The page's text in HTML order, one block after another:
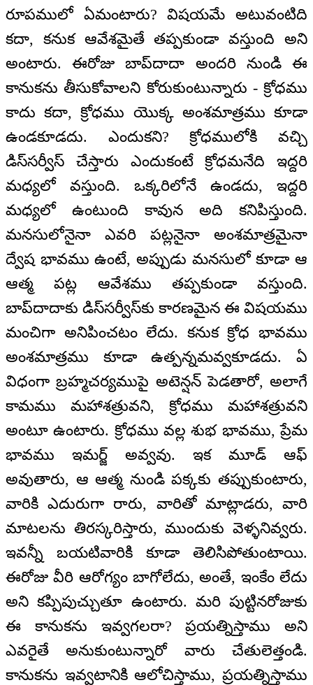
రూపములో ఏమంటారు? విషయమే అటువంటిది
కదా, కనుక ఆవేశమైతే తప్పకుండా వస్తుంది అని
అంటారు. ఈరోజు బాప్‌‌దాదా అందరి నుండి ఈ
కానుకను తీసుకోవాలని కోరుకుంటున్నారు - క్రోధము
కాదు కదా, క్రోధము యొక్క అంశమాత్రము కూడా
ఉండకూడదు. ఎందుకని? క్రోధములోకి వచ్చి
డిస్‌సర్వీస్ చేస్తారు ఎందుకంటే క్రోధమనేది ఇద్దరి
మధ్యలో వస్తుంది. ఒక్కరిలోనే ఉండదు, ఇద్దరి
మధ్యలో ఉంటుంది కావున అది కనిపిస్తుంది.
మనసులోనైనా ఎవరి పట్లనైనా అంశమాత్రమైనా
ద్వేష భావము ఉంటే, అప్పుడు మనసులో కూడా ఆ
ఆత్మ పట్ల ఆవేశము తప్పకుండా వస్తుంది.
బాప్‌‌దాదాకు డిస్‌సర్వీస్‌కు కారణమైన ఈ విషయము
మంచిగా అనిపించటం లేదు. కనుక క్రోధ భావము
అంశమాత్రము కూడా ఉత్పన్నమవ్వకూడదు. ఏ
విధంగా బ్రహ్మచర్యముపై అటెన్షన్ పెడతారో, అలాగే
కామము మహాశత్రువని, క్రోధము మహాశత్రువని
అంటూ ఉంటారు. క్రోధము వల్ల శుభ భావము, ప్రేమ
భావము ఇమర్జ్ అవ్వవు. ఇక మూడ్ ఆఫ్
అవుతారు, ఆ ఆత్మ నుండి పక్కకు తప్పుకుంటారు,
వారికి ఎదురుగా రారు, వారితో మాట్లాడరు, వారి
మాటలను తిరస్కరిస్తారు, ముందుకు వెళ్ళనివ్వరు.
ఇవన్నీ బయటివారికి కూడా తెలిసిపోతుంటాయి.
ఈరోజు వీరి ఆరోగ్యం బాగోలేదు, అంతే, ఇంకేం లేదు
అని కప్పిపుచ్చుతూ ఉంటారు. మరి పుట్టినరోజుకు
ఈ కానుకను ఇవ్వగలరా? ప్రయత్నిస్తాము అని
ఎవరైతే అనుకుంటున్నారో వారు చేతులెత్తండి.
కానుకను ఇవ్వటానికి ఆలోచిస్తాము, ప్రయత్నిస్తాము